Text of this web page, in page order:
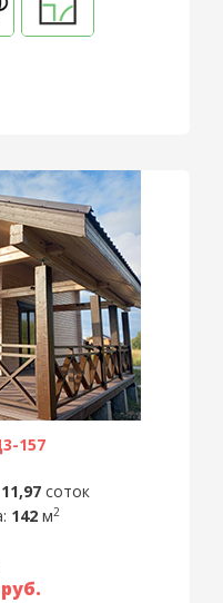
157
11,97соток
142м2
руб.